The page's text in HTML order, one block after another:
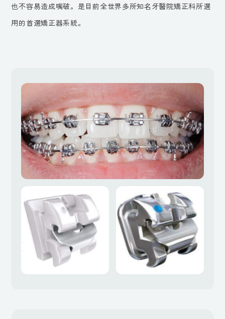
也不容易造成嘴破。是目前全世界多所知名牙醫院矯正科所選
用的首選矯正器系統。